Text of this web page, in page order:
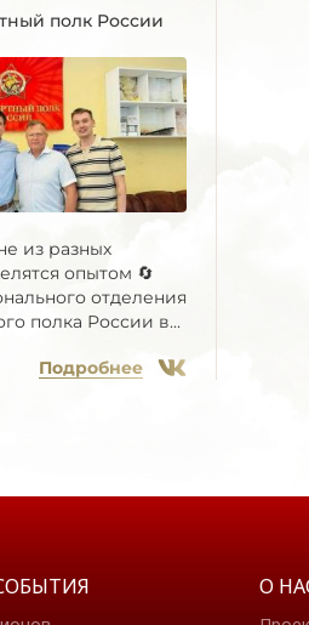
Осетия -
область
край
область
область
область
область
полк России
из разных
опытом 🔄
отделения
полка России в...
Подробнее
О